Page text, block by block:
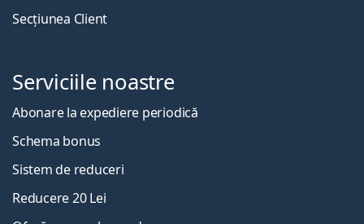
Secțiunea Client
Serviciile noastre
Abonare la expediere periodică
Schema bonus
Sistem de reduceri
Reducere 20 Lei